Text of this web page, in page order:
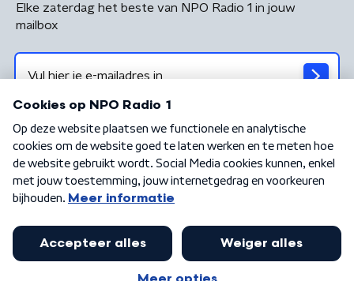
Elke zaterdag het beste van NPO Radio 1 in jouw
mailbox
Algemene voorwaarden